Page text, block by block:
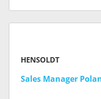
HENSOLDT
Sales Manager